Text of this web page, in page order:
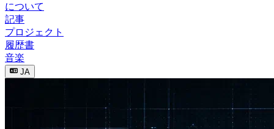
について
記事
プロジェクト
履歴書
音楽
JA